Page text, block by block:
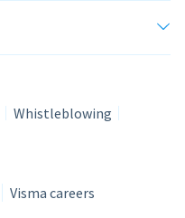
Whistleblowing
Visma careers